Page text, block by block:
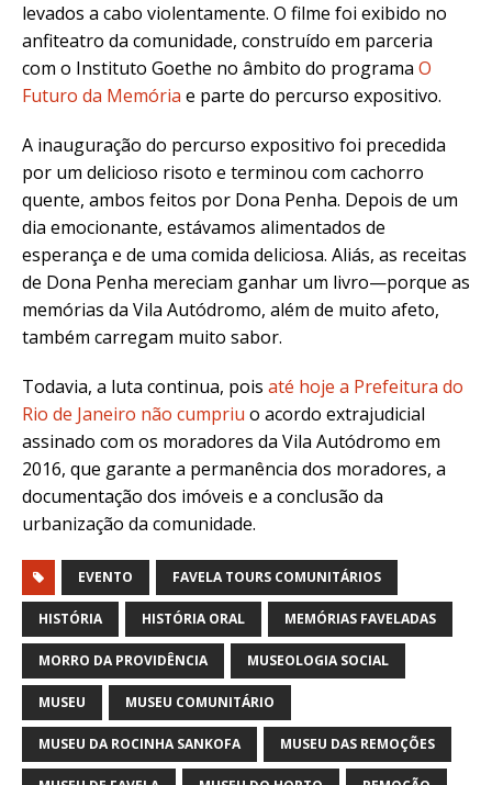
levados a cabo violentamente. O filme foi exibido no
anfiteatro da comunidade, construído em parceria
com o Instituto Goethe no âmbito do programa O
Futuro da Memória e parte do percurso expositivo.
A inauguração do percurso expositivo foi precedida
por um delicioso risoto e terminou com cachorro
quente, ambos feitos por Dona Penha. Depois de um
dia emocionante, estávamos alimentados de
esperança e de uma comida deliciosa. Aliás, as receitas
de Dona Penha mereciam ganhar um livro—porque as
memórias da Vila Autódromo, além de muito afeto,
também carregam muito sabor.
Todavia, a luta continua, pois até hoje a Prefeitura do
Rio de Janeiro não cumpriu o acordo extrajudicial
assinado com os moradores da Vila Autódromo em
2016, que garante a permanência dos moradores, a
documentação dos imóveis e a conclusão da
urbanização da comunidade.
EVENTO FAVELA TOURS COMUNITÁRIOS
HISTÓRIA HISTÓRIA ORAL MEMÓRIAS FAVELADAS
MORRO DA PROVIDÊNCIA MUSEOLOGIA SOCIAL
MUSEU MUSEU COMUNITÁRIO
MUSEU DA ROCINHA SANKOFA MUSEU DAS REMOÇÕES